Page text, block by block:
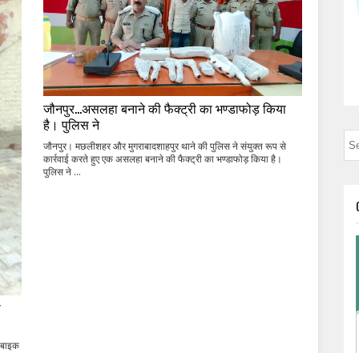
जौनपुर...असलहा बनाने की फैक्ट्री का भण्डाफोड़ किया
है। पुलिस ने
जौनपुर। मछलीशहर और मुगराबादशाहपुर थाने की पुलिस ने संयुक्त रूप से
कार्रवाई करते हुए एक असलहा बनाने की फैक्ट्री का भण्डाफोड़ किया है।
पुलिस ने ...